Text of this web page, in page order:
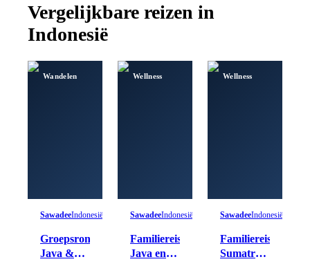
Vergelijkbare reizen in
Indonesië
Wandelen
SawadeeIndonesië
Groepsrondreis
Java &
Wellness
SawadeeIndonesië
Familiereis
Java en
Wellness
SawadeeIndonesië
Familiereis
Sumatra,